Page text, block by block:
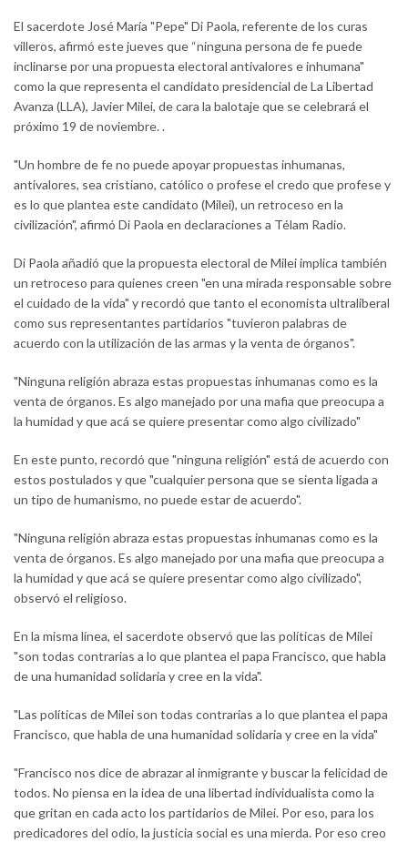
El sacerdote José María "Pepe" Di Paola, referente de los curas
villeros, afirmó este jueves que “ninguna persona de fe puede
inclinarse por una propuesta electoral antivalores e inhumana"
como la que representa el candidato presidencial de La Libertad
Avanza (LLA), Javier Milei, de cara la balotaje que se celebrará el
próximo 19 de noviembre. .
"Un hombre de fe no puede apoyar propuestas inhumanas,
antivalores, sea cristiano, católico o profese el credo que profese y
es lo que plantea este candidato (Milei), un retroceso en la
civilización", afirmó Di Paola en declaraciones a Télam Radio.
Di Paola añadió que la propuesta electoral de Milei implica también
un retroceso para quienes creen "en una mirada responsable sobre
el cuidado de la vida" y recordó que tanto el economista ultraliberal
como sus representantes partidarios "tuvieron palabras de
acuerdo con la utilización de las armas y la venta de órganos".
"Ninguna religión abraza estas propuestas inhumanas como es la
venta de órganos. Es algo manejado por una mafia que preocupa a
la humidad y que acá se quiere presentar como algo civilizado"
En este punto, recordó que "ninguna religión" está de acuerdo con
estos postulados y que "cualquier persona que se sienta ligada a
un tipo de humanismo, no puede estar de acuerdo".
"Ninguna religión abraza estas propuestas inhumanas como es la
venta de órganos. Es algo manejado por una mafia que preocupa a
la humidad y que acá se quiere presentar como algo civilizado",
observó el religioso.
En la misma línea, el sacerdote observó que las políticas de Milei
"son todas contrarias a lo que plantea el papa Francisco, que habla
de una humanidad solidaria y cree en la vida".
"Las políticas de Milei son todas contrarias a lo que plantea el papa
Francisco, que habla de una humanidad solidaria y cree en la vida"
"Francisco nos dice de abrazar al inmigrante y buscar la felicidad de
todos. No piensa en la idea de una libertad individualista como la
que gritan en cada acto los partidarios de Milei. Por eso, para los
predicadores del odio, la justicia social es una mierda. Por eso creo